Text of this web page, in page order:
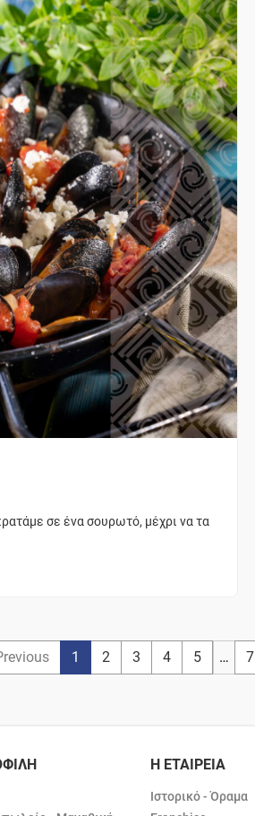
σε ένα σουρωτό, μέχρι να τα
1 2 3 4 5 … 7
Η ΕΤΑΙΡΕΙΑ
Ιστορικό - Όραμα